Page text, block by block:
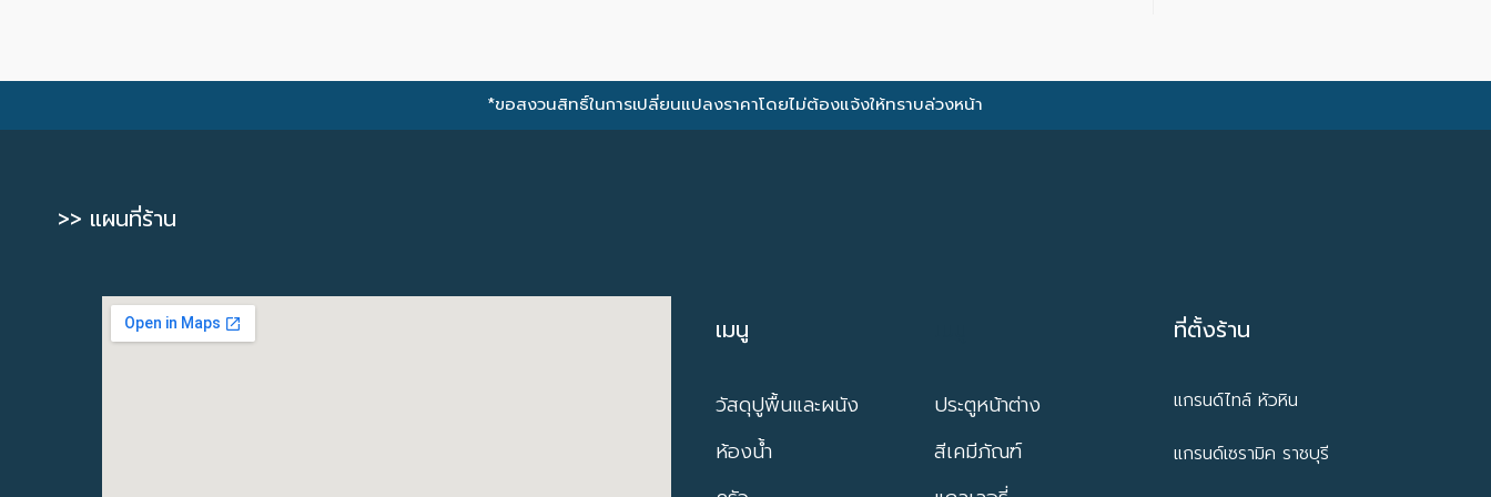
*ขอสงวนสิทธิ์ในการเปลี่ยนแปลงราคาโดยไม่ต้องแจ้งให้ทราบล่วงหน้า
>> แผนที่ร้าน
เมนู
วัสดุปูพื้นและผนัง
ห้องน้ำ
ประตูหน้าต่าง
สีเคมีภัณฑ์
ที่ตั้งร้าน
แกรนด์ไทล์ หัวหิน
แกรนด์เซรามิค ราชบุรี